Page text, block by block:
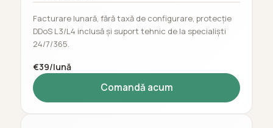
Facturare lunară, fără taxă de configurare, protecție
DDoS L3/L4 inclusă și suport tehnic de la specialiști
24/7/365.
€39/lună
Comandă acum